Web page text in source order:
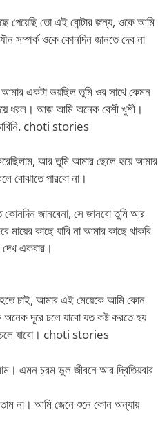
পেয়েছি তো এই বোন্টার জন্য, ওকে আমি
সম্পর্ক ওকে কোনদিন জানতে দেব না
একটা ভয়ছিল তুমি ওর সাথে কেমন
ধরল। আজ আমি অনেক বেশী খুশী।
choti stories
আর তুমি আমার ছেলে হয়ে আমার
বোঝাতে পারবো না।
জানবেনা, সে জানবো তুমি আর
কাছে যাবি না আমার কাছে থাকবি
একবার।
হতে চাই, আমার এই মেয়েকে আমি কোন
অনেক দূরে চলে যাবো যত কষ্ট করতে হয়
চলে যাবো। choti stories
এমন চরম ভুল জীবনে আর দ্বিতিয়বার
না। আমি জেনে শুনে কোন অন্যায়